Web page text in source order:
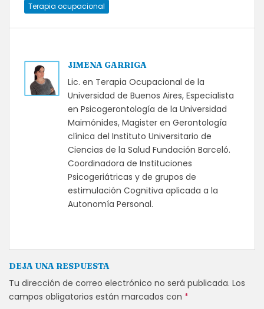
Terapia ocupacional
JIMENA GARRIGA
Lic. en Terapia Ocupacional de la
Universidad de Buenos Aires, Especialista
en Psicogerontología de la Universidad
Maimónides, Magister en Gerontología
clínica del Instituto Universitario de
Ciencias de la Salud Fundación Barceló.
Coordinadora de Instituciones
Psicogeriátricas y de grupos de
estimulación Cognitiva aplicada a la
Autonomía Personal.
DEJA UNA RESPUESTA
Tu dirección de correo electrónico no será publicada. Los
campos obligatorios están marcados con *